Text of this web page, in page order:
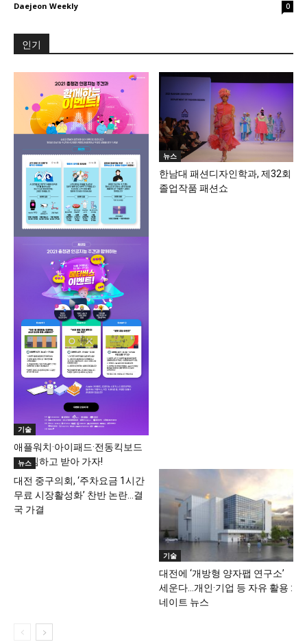
Daejeon Weekly 0
인기
기술
애플워치·아이패드·전동킥보드
···게임하고 받아 가자!
뉴스
한남대 패션디자인학과, 제32회
졸업작품 패션쇼
뉴스
대전 중구의회, ‘주차요금 1시간
무료 시장활성화’ 찬반 논란…결
국 가결
기술
대전에 ‘개방형 양자팹 연구소’
세운다…개인·기업 등 자유 활용 :
네이트 뉴스